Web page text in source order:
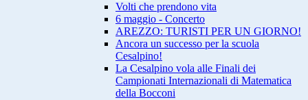
Volti che prendono vita
6 maggio - Concerto
AREZZO: TURISTI PER UN GIORNO!
Ancora un successo per la scuola
Cesalpino!
La Cesalpino vola alle Finali dei
Campionati Internazionali di Matematica
della Bocconi